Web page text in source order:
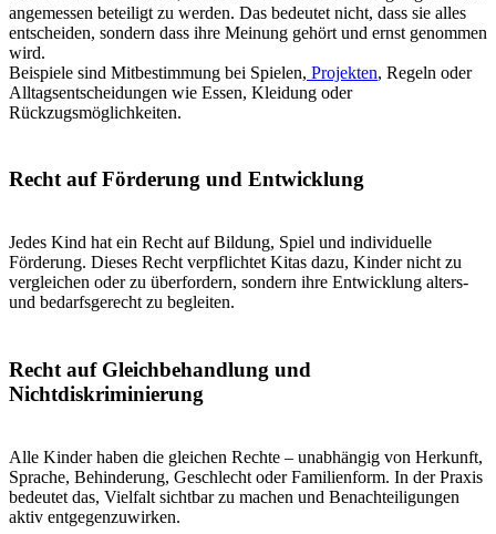
Wichtig: Kinderrechte stehen nicht nebeneinander, sondern
greifen ineinander: Die Beteiligung von Kindern ist die
Voraussetzung, um dem gesetzlichen Schutzauftrag
nachkommen zu können. Kinderschutz ist die Basis für eine
gesunde Entwicklung!
Kinderrechte,Kinderschutz und Qualitätsmanagement: Warum alles
Schutzkonzept bleibt wirkungslos, wenn Kinder nicht wissen, dass
sie Rechte haben oder keine Möglichkeit sehen, sich mitzuteilen.
Damit Kinder sich gegen grenzüberschreitendes oder übergriffiges
Verhalten wehren können, braucht es mehrere Ebenen:
werden.
Sie brauchen sichere Bezugspersonen, die zuhören und
Beschwerden äußern können – auch nonverbal.
Fachkräfte müssen klar signalisieren, dass Grenzen respektiert
werden und Hilfe holen erlaubt ist.